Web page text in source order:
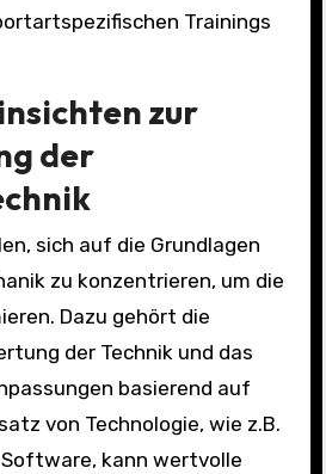
Trainings
zur
der
sich auf die Grundlagen
zu konzentrieren, um die
Dazu gehört die
der Technik und das
basierend auf
von Technologie, wie z.B.
kann wertvolle